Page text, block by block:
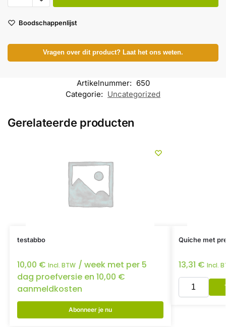
Boodschappenlijst
Vragen over dit product? Laat het ons weten.
Artikelnummer: 650
Categorie: Uncategorized
Gerelateerde producten
testabbo
10,00 € Incl. BTW / week met per 5
dag proefversie en 10,00 €
aanmeldkosten
Abonneer je nu
Quiche met
13,31 € Incl.